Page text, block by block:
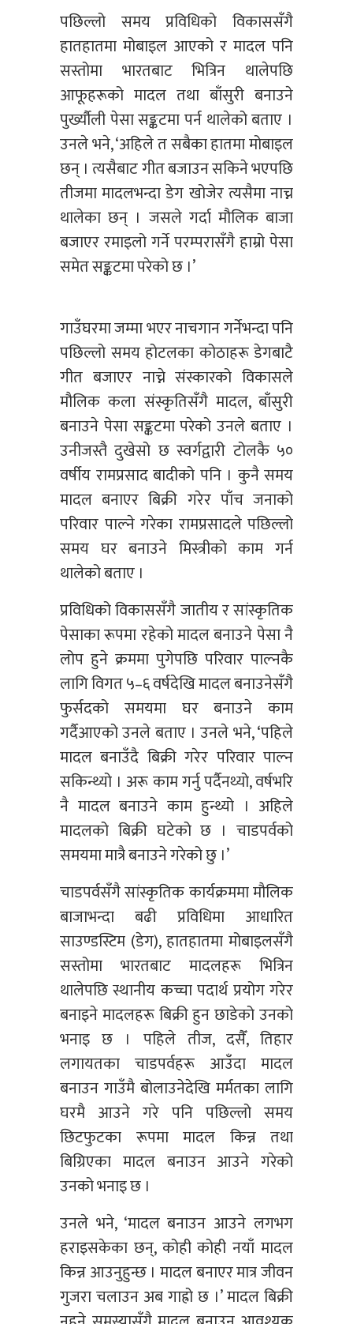
पछिल्लो समय प्रविधिको विकाससँगै
हातहातमा मोबाइल आएको र मादल पनि
सस्तोमा भारतबाट भित्रिन थालेपछि
आफूहरूको मादल तथा बाँसुरी बनाउने
पुर्ख्यौली पेसा सङ्कटमा पर्न थालेको बताए ।
उनले भने, ‘अहिले त सबैका हातमा मोबाइल
छन् । त्यसैबाट गीत बजाउन सकिने भएपछि
तीजमा मादलभन्दा डेग खोजेर त्यसैमा नाच्न
थालेका छन् । जसले गर्दा मौलिक बाजा
बजाएर रमाइलो गर्ने परम्परासँगै हाम्रो पेसा
समेत सङ्कटमा परेको छ ।’
गाउँघरमा जम्मा भएर नाचगान गर्नेभन्दा पनि
पछिल्लो समय होटलका कोठाहरू डेगबाटै
गीत बजाएर नाच्ने संस्कारको विकासले
मौलिक कला संस्कृतिसँगै मादल, बाँसुरी
बनाउने पेसा सङ्कटमा परेको उनले बताए ।
उनीजस्तै दुखेसो छ स्वर्गद्वारी टोलकै ५०
वर्षीय रामप्रसाद बादीको पनि । कुनै समय
मादल बनाएर बिक्री गरेर पाँच जनाको
परिवार पाल्ने गरेका रामप्रसादले पछिल्लो
समय घर बनाउने मिस्त्रीको काम गर्न
थालेको बताए ।
प्रविधिको विकाससँगै जातीय र सांस्कृतिक
पेसाका रूपमा रहेको मादल बनाउने पेसा नै
लोप हुने क्रममा पुगेपछि परिवार पाल्नकै
लागि विगत ५–६ वर्षदेखि मादल बनाउनेसँगै
फुर्सदको समयमा घर बनाउने काम
गर्दैआएको उनले बताए । उनले भने, ‘पहिले
मादल बनाउँदै बिक्री गरेर परिवार पाल्न
सकिन्थ्यो । अरू काम गर्नु पर्दैनथ्यो, वर्षभरि
नै मादल बनाउने काम हुन्थ्यो । अहिले
मादलको बिक्री घटेको छ । चाडपर्वको
समयमा मात्रै बनाउने गरेको छु ।’
चाडपर्वसँगै सांस्कृतिक कार्यक्रममा मौलिक
बाजाभन्दा बढी प्रविधिमा आधारित
साउण्डस्टिम (डेग), हातहातमा मोबाइलसँगै
सस्तोमा भारतबाट मादलहरू भित्रिन
थालेपछि स्थानीय कच्चा पदार्थ प्रयोग गरेर
बनाइने मादलहरू बिक्री हुन छाडेको उनको
भनाइ छ । पहिले तीज, दसैँ, तिहार
लगायतका चाडपर्वहरू आउँदा मादल
बनाउन गाउँमै बोलाउनेदेखि मर्मतका लागि
घरमै आउने गरे पनि पछिल्लो समय
छिटफुटका रूपमा मादल किन्न तथा
बिग्रिएका मादल बनाउन आउने गरेको
उनको भनाइ छ ।
उनले भने, ‘मादल बनाउन आउने लगभग
हराइसकेका छन्, कोही कोही नयाँ मादल
किन्न आउनुहुन्छ । मादल बनाएर मात्र जीवन
गुजरा चलाउन अब गाह्रो छ ।’ मादल बिक्री